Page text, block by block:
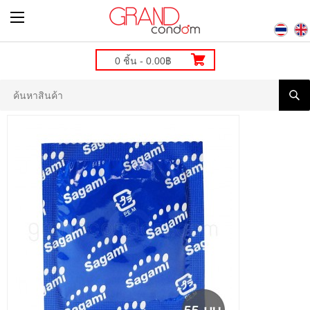
0 ชิ้น - 0.00฿